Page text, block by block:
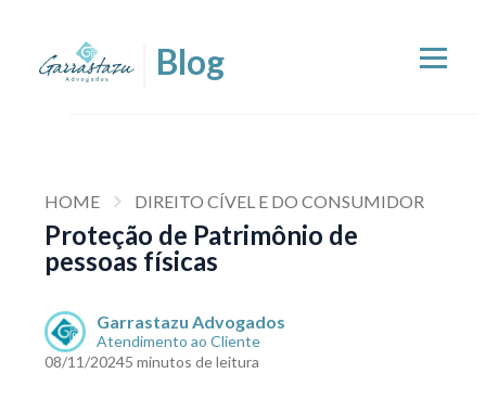
HOME DIREITO CÍVEL E DO CONSUMIDOR
Proteção de Patrimônio de
pessoas físicas
Garrastazu Advogados
Atendimento ao Cliente
08/11/20245 minutos de leitura